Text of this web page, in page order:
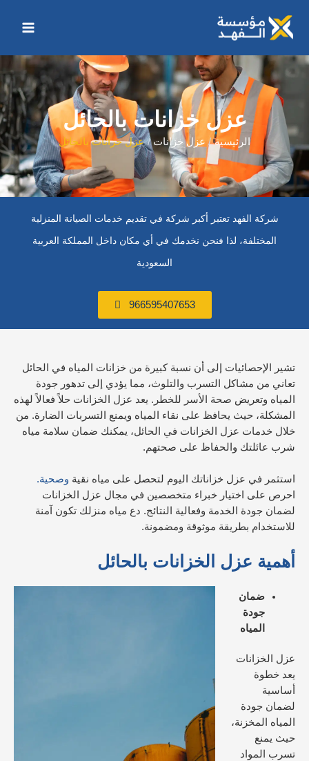
المحتوى
عزل خزانات بالحائل
الرئيسية عزل خزانات عزل خزانات بالحائل
شركة الفهد تعتبر أكبر شركة في تقديم خدمات الصيانة المنزلية
المختلفة، لذا فنحن نخدمك في أي مكان داخل المملكة العربية
السعودية
966595407653
تشير الإحصائيات إلى أن نسبة كبيرة من خزانات المياه في الحائل
تعاني من مشاكل التسرب والتلوث، مما يؤدي إلى تدهور جودة
المياه وتعريض صحة الأسر للخطر. يعد عزل الخزانات حلاً فعالاً لهذه
المشكلة، حيث يحافظ على نقاء المياه ويمنع التسربات الضارة. من
خلال خدمات عزل الخزانات في الحائل، يمكنك ضمان سلامة مياه
شرب عائلتك والحفاظ على صحتهم.
استثمر في عزل خزاناتك اليوم لتحصل على مياه نقية وصحية.
احرص على اختيار خبراء متخصصين في مجال عزل الخزانات
لضمان جودة الخدمة وفعالية النتائج. دع مياه منزلك تكون آمنة
للاستخدام بطريقة موثوقة ومضمونة.
أهمية عزل الخزانات بالحائل
ضمان
جودة
المياه
عزل الخزانات
يعد خطوة
أساسية
لضمان جودة
المياه المخزنة،
حيث يمنع
تسرب المواد